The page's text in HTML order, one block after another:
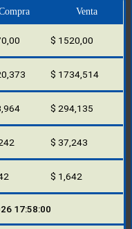
Venta
$ 1520,00
$ 1734,514
$ 294,135
$ 37,243
$ 1,642
17:58:00